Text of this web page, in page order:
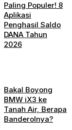
Paling Populer! 8
Aplikasi
Penghasil Saldo
DANA Tahun
2026
Bakal Boyong
BMW iX3 ke
Tanah Air, Berapa
Banderolnya?